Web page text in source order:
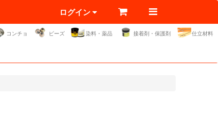
ログイン
コンチョ ビーズ 染料・薬品 接着剤・保護剤 仕立材料